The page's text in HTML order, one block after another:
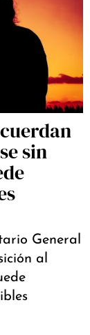
sin
General
al